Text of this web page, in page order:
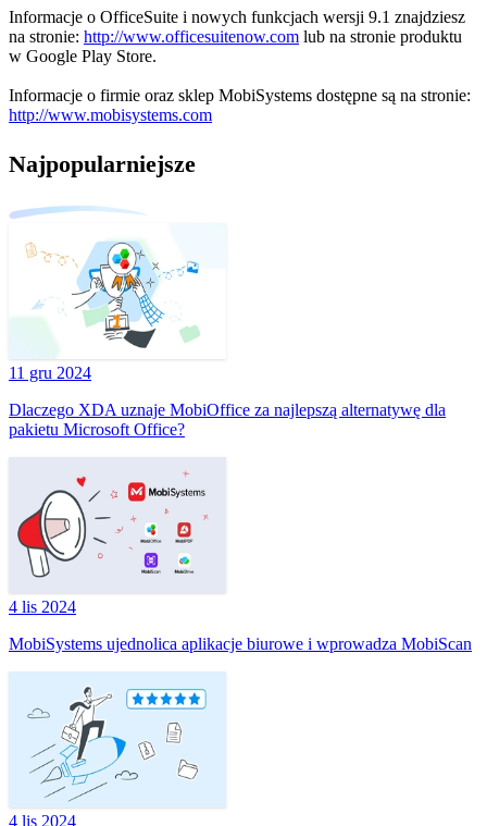
Informacje o OfficeSuite i nowych funkcjach wersji 9.1 znajdziesz
na stronie: http://www.officesuitenow.com lub na stronie produktu
w Google Play Store.
Informacje o firmie oraz sklep MobiSystems dostępne są na stronie:
http://www.mobisystems.com
Najpopularniejsze
11 gru 2024
Dlaczego XDA uznaje MobiOffice za najlepszą alternatywę dla
pakietu Microsoft Office?
4 lis 2024
MobiSystems ujednolica aplikacje biurowe i wprowadza MobiScan
4 lis 2024